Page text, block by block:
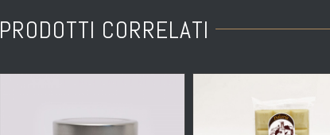
PRODOTTI CORRELATI